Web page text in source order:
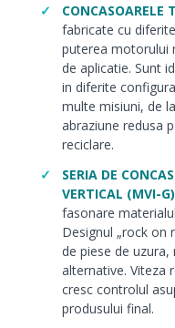
CONCASOARELE
fabricate cu
puterea motorului
de aplicatie. Sunt
in diferite
multe misiuni, de
abraziune redusa
reciclare.
SERIA DE
VERTICAL (MVI-G)
fasonare
Designul „rock on
de piese de
alternative. Viteza
cresc controlul
produsului final.